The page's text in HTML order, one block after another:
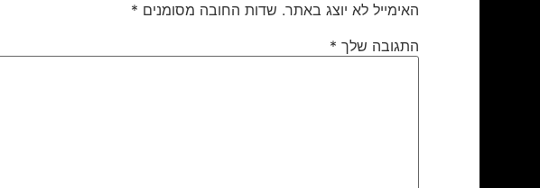
האימייל לא יוצג באתר. שדות החובה מסומנים *
התגובה שלך *